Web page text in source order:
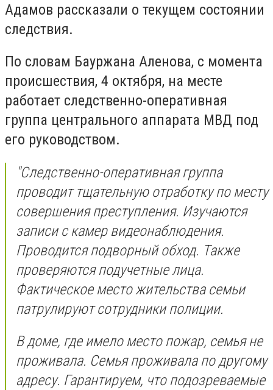
Адамов рассказали о текущем состоянии
следствия.
По словам Бауржана Аленова, с момента
происшествия, 4 октября, на месте
работает следственно-оперативная
группа центрального аппарата МВД под
его руководством.
"Следственно-оперативная группа
проводит тщательную отработку по месту
совершения преступления. Изучаются
записи с камер видеонаблюдения.
Проводится подворный обход. Также
проверяются подучетные лица.
Фактическое место жительства семьи
патрулируют сотрудники полиции.
В доме, где имело место пожар, семья не
проживала. Семья проживала по другому
адресу. Гарантируем, что подозреваемые